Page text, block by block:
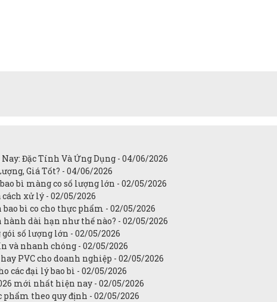
Đặc Tính Và Ứng Dụng - 04/06/2026
Giá Tốt? - 04/06/2026
bì màng co số lượng lớn - 02/05/2026
xử lý - 02/05/2026
bì co cho thực phẩm - 02/05/2026
dài hạn như thế nào? - 02/05/2026
số lượng lớn - 02/05/2026
và nhanh chóng - 02/05/2026
PVC cho doanh nghiệp - 02/05/2026
các đại lý bao bì - 02/05/2026
mới nhất hiện nay - 02/05/2026
phẩm theo quy định - 02/05/2026